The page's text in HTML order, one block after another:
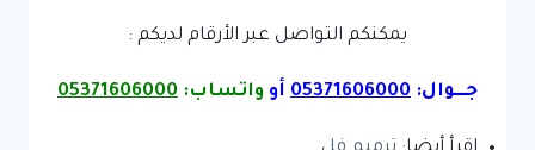
يمكنكم التواصل عبر الأرقام لديكم :
جـــوال: 05371606000 أو واتساب: 05371606000